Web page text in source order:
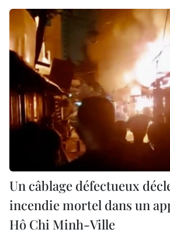
Un câblage défectueux
incendie mortel dans un
Hô Chi Minh-Ville